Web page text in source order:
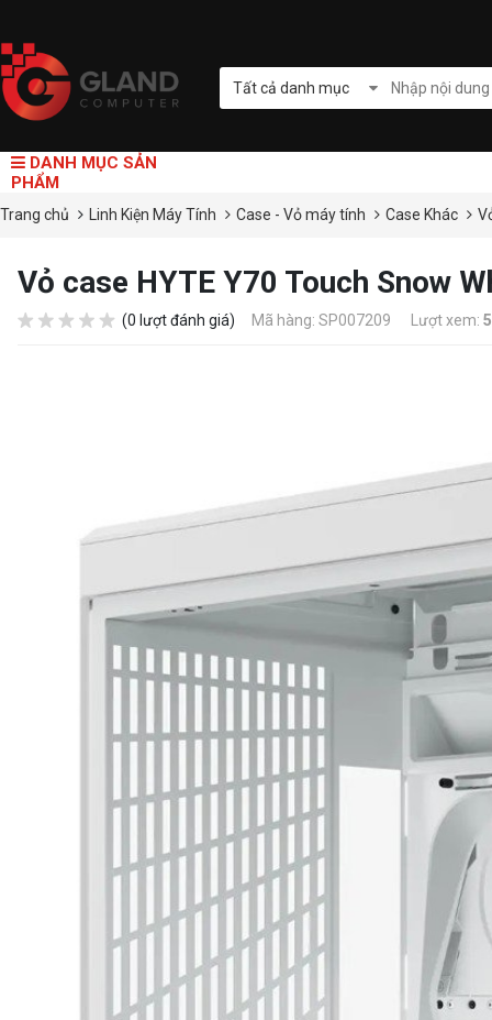
Tất cả danh mục
DANH MỤC SẢN
PHẨM
Trang chủ Linh Kiện Máy Tính Case - Vỏ máy tính Case Khác
Vỏ case HYTE Y70 Touch Snow
(0 lượt đánh giá) Mã hàng: SP007209 Lượt xem: